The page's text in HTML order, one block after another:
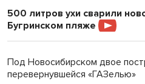
500 литров ухи сварили
Бугринском пляже
Под Новосибирском двое
перевернувшейся «ГАЗелью»